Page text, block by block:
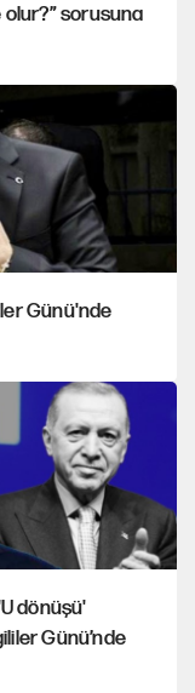
olur?” sorusuna
Günü'nde
dönüşü'
Günü’nde